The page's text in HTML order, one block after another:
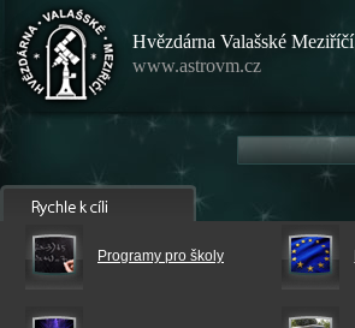
Hvězdárna Valašské Meziříčí
www.astrovm.cz
Programy pro školy